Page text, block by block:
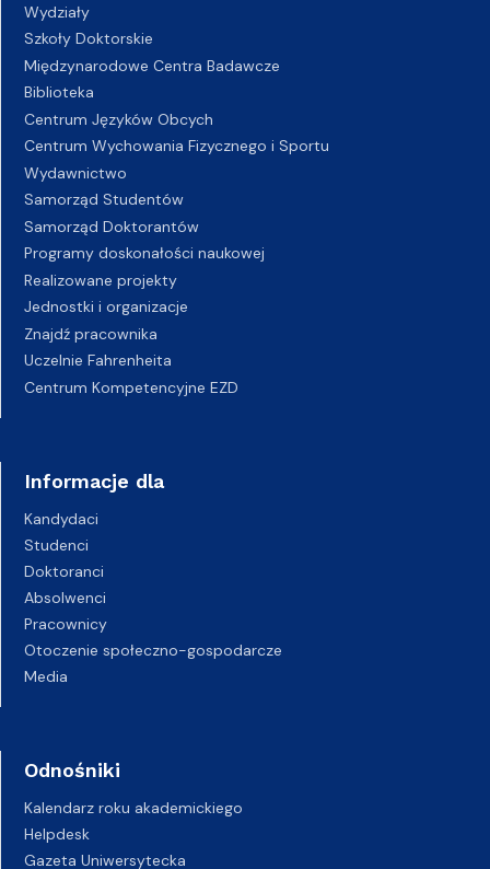
Wydziały
Szkoły Doktorskie
Międzynarodowe Centra Badawcze
Biblioteka
Centrum Języków Obcych
Centrum Wychowania Fizycznego i Sportu
Wydawnictwo
Samorząd Studentów
Samorząd Doktorantów
Programy doskonałości naukowej
Realizowane projekty
Jednostki i organizacje
Znajdź pracownika
Uczelnie Fahrenheita
Centrum Kompetencyjne EZD
Informacje dla
Kandydaci
Studenci
Doktoranci
Absolwenci
Pracownicy
Otoczenie społeczno-gospodarcze
Media
Odnośniki
Kalendarz roku akademickiego
Helpdesk
Gazeta Uniwersytecka